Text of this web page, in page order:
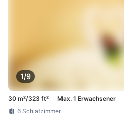
1/9
30 m²/323 ft² Max. 1 Erwachsener
6 Schlafzimmer